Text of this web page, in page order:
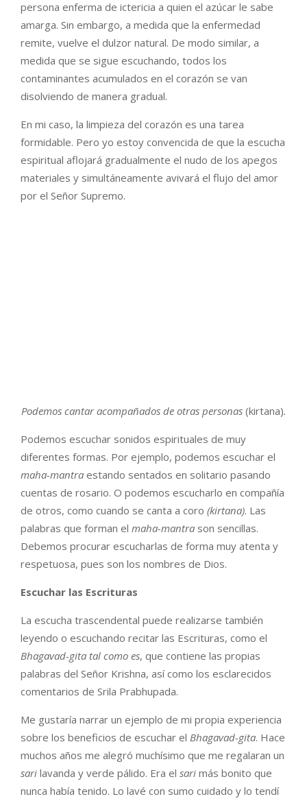
persona enferma de ictericia a quien el azúcar le sabe
amarga. Sin embargo, a medida que la enfermedad
remite, vuelve el dulzor natural. De modo similar, a
medida que se sigue escuchando, todos los
contaminantes acumulados en el corazón se van
disolviendo de manera gradual.
En mi caso, la limpieza del corazón es una tarea
formidable. Pero yo estoy convencida de que la escucha
espiritual aflojará gradualmente el nudo de los apegos
materiales y simultáneamente avivará el flujo del amor
por el Señor Supremo.
Podemos cantar acompañados de otras personas (kirtana).
Podemos escuchar sonidos espirituales de muy
diferentes formas. Por ejemplo, podemos escuchar el
maha-mantra estando sentados en solitario pasando
cuentas de rosario. O podemos escucharlo en compañía
de otros, como cuando se canta a coro (kirtana). Las
palabras que forman el maha-mantra son sencillas.
Debemos procurar escucharlas de forma muy atenta y
respetuosa, pues son los nombres de Dios.
Escuchar las Escrituras
La escucha trascendental puede realizarse también
leyendo o escuchando recitar las Escrituras, como el
Bhagavad-gita tal como es, que contiene las propias
palabras del Señor Krishna, así como los esclarecidos
comentarios de Srila Prabhupada.
Me gustaría narrar un ejemplo de mi propia experiencia
sobre los beneficios de escuchar el Bhagavad-gita. Hace
muchos años me alegró muchísimo que me regalaran un
sari lavanda y verde pálido. Era el sari más bonito que
nunca había tenido. Lo lavé con sumo cuidado y lo tendí